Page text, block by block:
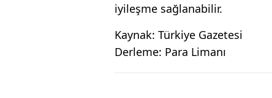
iyileşme sağlanabilir.
Kaynak: Türkiye Gazetesi
Derleme: Para Limanı